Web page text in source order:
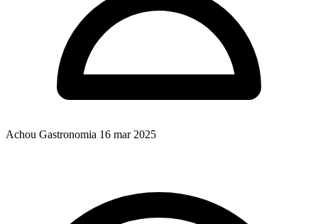
Achou Gastronomia 16 mar 2025